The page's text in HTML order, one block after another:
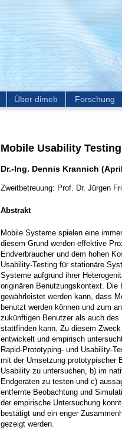
Über dimeb Forschung
Mobile Usability Testing
Dr.-Ing. Dennis Krannich
Zweitbetreuung: Prof. Dr. Jürgen
Abstrakt
Mobile Systeme spielen eine
diesem Grund werden effektive
Endverbraucher und dem hohen
Usability-Testing für stationäre
Systeme aufgrund ihrer
originären Benutzungskontext.
gewährleistet werden kann, dass
benutzt werden können und zum
zukünftigen Benutzer als auch
stattfinden kann. Zu diesem
entwickelt und empirisch
Rapid-Prototyping- und Usability-
mit der Umsetzung prototypischer
Usability zu untersuchen, b) im
Endgeräten zu testen und c)
entfernte Beobachtung und
der empirische Untersuchung
bestätigt und ein enger
gezeigt werden.